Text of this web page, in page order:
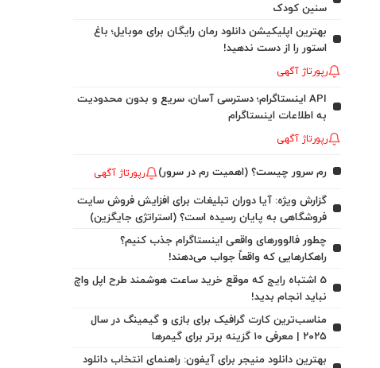
سنین کودک
بهترین اپلیکیشن دانلود رمان رایگان برای موبایل؛ باغ
استور را از دست ندهید!
رپورتاژ آگهی
API اینستاگرام؛ دسترسی آسان، سریع و بدون محدودیت
به اطلاعات اینستاگرام
رپورتاژ آگهی
رم سرور چیست؟ (اهمیت رم در سرور) رپورتاژ آگهی
گزارش ویژه: آیا دوران تبلیغات برای افزایش فروش سایت
فروشگاهی به پایان رسیده است؟ (استراتژی جایگزین)
چطور فالوورهای واقعی اینستاگرام جذب کنیم؟
راهکارهایی که واقعاً جواب می‌دهند!
5 اشتباه رایج که موقع خرید ساعت هوشمند طرح اپل واچ
نباید انجام بدید!
مناسب‌ترین کارت گرافیک برای بازی و گیمینگ در سال
۲۰۲۵ | معرفی ۱۰ گزینه برتر برای گیمرها
بهترین دانلود منیجر برای آیفون: راهنمای انتخاب دانلود